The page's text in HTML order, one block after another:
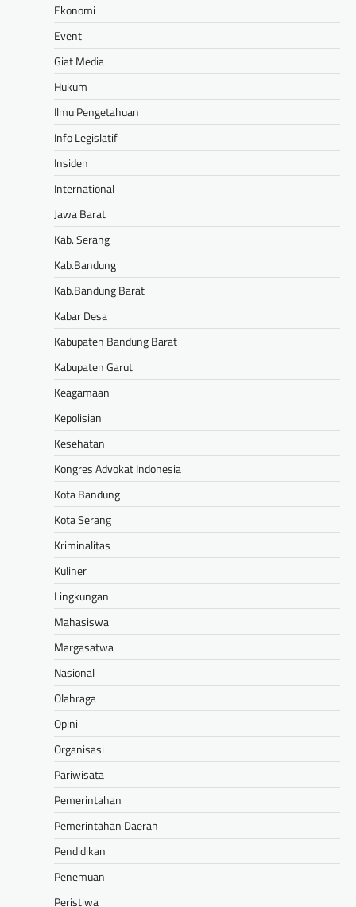
Ekonomi
Event
Giat Media
Hukum
Ilmu Pengetahuan
Info Legislatif
Insiden
International
Jawa Barat
Kab. Serang
Kab.Bandung
Kab.Bandung Barat
Kabar Desa
Kabupaten Bandung Barat
Kabupaten Garut
Keagamaan
Kepolisian
Kesehatan
Kongres Advokat Indonesia
Kota Bandung
Kota Serang
Kriminalitas
Kuliner
Lingkungan
Mahasiswa
Margasatwa
Nasional
Olahraga
Opini
Organisasi
Pariwisata
Pemerintahan
Pemerintahan Daerah
Pendidikan
Penemuan
Peristiwa